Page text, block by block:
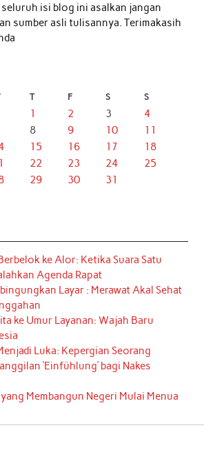
isi blog ini asalkan jangan
sumber asli tulisannya. Terimakasih
T F S S
1 2 3
4
8 9 10
11
15 16 17
18
22 23 24
25
29 30
31
ke Alor: Ketika Suara Satu
Agenda Rapat
Layar : Merawat Akal Sehat
ke Umur Layanan: Wajah Baru
Luka: Kepergian Seorang
‘Einfühlung’ bagi Nakes
Membangun Negeri Mulai Menua